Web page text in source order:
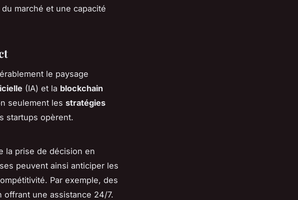
marché et une capacité
le paysage
(IA) et la blockchain
seulement les stratégies
startups opèrent.
la prise de décision en
peuvent ainsi anticiper les
Par exemple, des
une assistance 24/7.